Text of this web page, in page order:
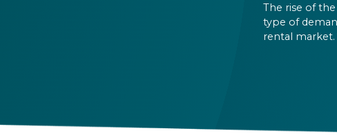
The rise of
type of
rental market.